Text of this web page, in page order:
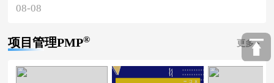
08-08
项目管理PMP® 更多